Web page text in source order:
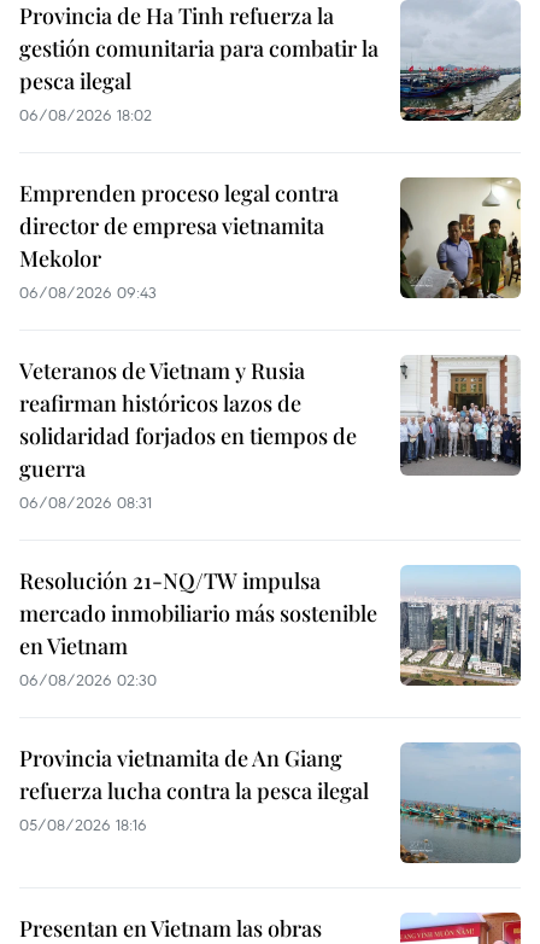
Provincia de Ha Tinh refuerza la
gestión comunitaria para combatir la
pesca ilegal
06/08/2026 18:02
Emprenden proceso legal contra
director de empresa vietnamita
Mekolor
06/08/2026 09:43
Veteranos de Vietnam y Rusia
reafirman históricos lazos de
solidaridad forjados en tiempos de
guerra
06/08/2026 08:31
Resolución 21-NQ/TW impulsa
mercado inmobiliario más sostenible
en Vietnam
06/08/2026 02:30
Provincia vietnamita de An Giang
refuerza lucha contra la pesca ilegal
05/08/2026 18:16
Presentan en Vietnam las obras